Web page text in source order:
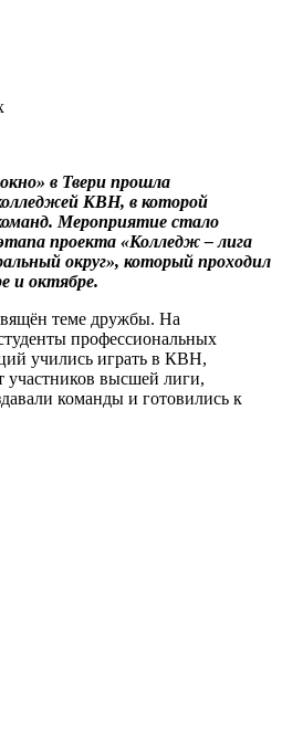
в Твери прошла
КВН, в которой
Мероприятие стало
проекта «Колледж – лига
округ», который проходил
и октябре.
теме дружбы. На
профессиональных
учились играть в КВН,
участников высшей лиги,
команды и готовились к